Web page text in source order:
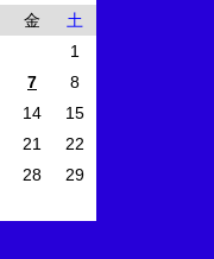
金
土
1
7
8
14
15
21
22
28
29